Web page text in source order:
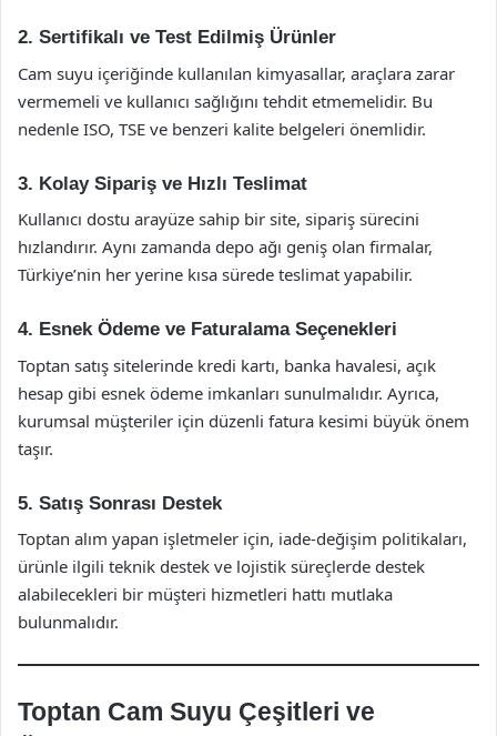
2. Sertifikalı ve Test Edilmiş Ürünler
Cam suyu içeriğinde kullanılan kimyasallar, araçlara zarar
vermemeli ve kullanıcı sağlığını tehdit etmemelidir. Bu
nedenle ISO, TSE ve benzeri kalite belgeleri önemlidir.
3. Kolay Sipariş ve Hızlı Teslimat
Kullanıcı dostu arayüze sahip bir site, sipariş sürecini
hızlandırır. Aynı zamanda depo ağı geniş olan firmalar,
Türkiye’nin her yerine kısa sürede teslimat yapabilir.
4. Esnek Ödeme ve Faturalama Seçenekleri
Toptan satış sitelerinde kredi kartı, banka havalesi, açık
hesap gibi esnek ödeme imkanları sunulmalıdır. Ayrıca,
kurumsal müşteriler için düzenli fatura kesimi büyük önem
taşır.
5. Satış Sonrası Destek
Toptan alım yapan işletmeler için, iade-değişim politikaları,
ürünle ilgili teknik destek ve lojistik süreçlerde destek
alabilecekleri bir müşteri hizmetleri hattı mutlaka
bulunmalıdır.
Toptan Cam Suyu Çeşitleri ve